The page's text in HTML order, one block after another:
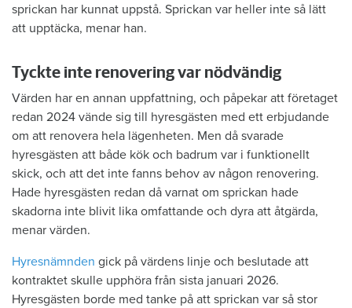
sprickan har kunnat uppstå. Sprickan var heller inte så lätt
att upptäcka, menar han.
Tyckte inte renovering var nödvändig
Värden har en annan uppfattning, och påpekar att företaget
redan 2024 vände sig till hyresgästen med ett erbjudande
om att renovera hela lägenheten. Men då svarade
hyresgästen att både kök och badrum var i funktionellt
skick, och att det inte fanns behov av någon renovering.
Hade hyresgästen redan då varnat om sprickan hade
skadorna inte blivit lika omfattande och dyra att åtgärda,
menar värden.
Hyresnämnden gick på värdens linje och beslutade att
kontraktet skulle upphöra från sista januari 2026.
Hyresgästen borde med tanke på att sprickan var så stor